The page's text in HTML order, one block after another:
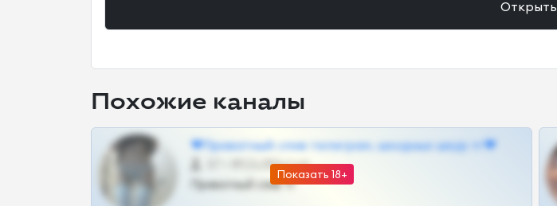
Открыть
Похожие каналы
Показать 18+
❤Приватный слив телеграм, шкодных шкур тг❤
@SZu3ll3sCatt_bot
Приватный слив тг